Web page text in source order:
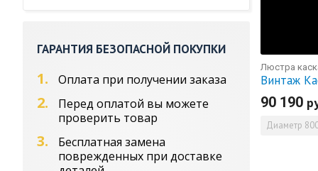
Диана 2
Водоворот 1
Винтаж 21
ГАРАНТИЯ БЕЗОПАСНОЙ ПОКУПКИ
1. Оплата при получении заказа
2.
Перед оплатой вы можете
проверить товар
3.
Бесплатная замена
поврежденных при доставке
Люстра
Винтаж
90 190
Диаметр